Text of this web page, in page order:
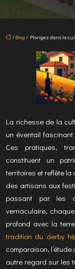
/ Blog / Plongez dans la
La richesse de la
un éventail
Ces pratiques,
constituent un
territoires et reflète
des artisans aux
passant par les
vernaculaire,
profond avec la
tradition du derby
comparaison, l’étude
autre regard sur les